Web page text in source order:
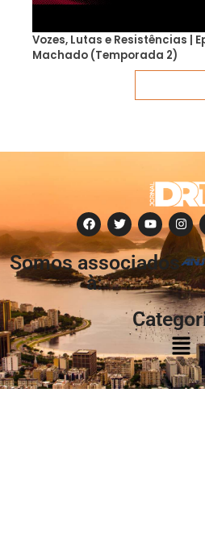
Vozes, Lutas e Resistências |
Machado (Temporada 2)
Somos associados
à: